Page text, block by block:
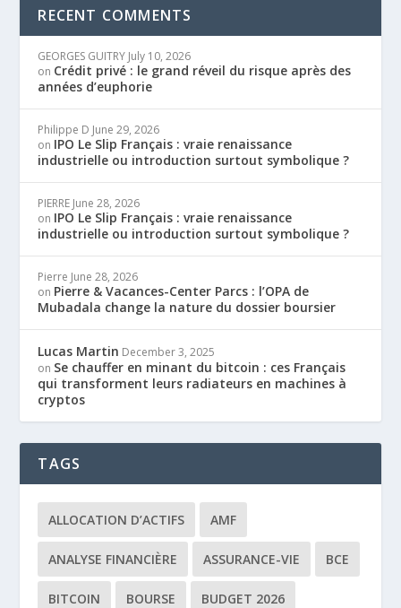
RECENT COMMENTS
GEORGES GUITRY July 10, 2026
on Crédit privé : le grand réveil du risque après des
années d’euphorie
Philippe D June 29, 2026
on IPO Le Slip Français : vraie renaissance
industrielle ou introduction surtout symbolique ?
PIERRE June 28, 2026
on IPO Le Slip Français : vraie renaissance
industrielle ou introduction surtout symbolique ?
Pierre June 28, 2026
on Pierre & Vacances-Center Parcs : l’OPA de
Mubadala change la nature du dossier boursier
Lucas Martin December 3, 2025
on Se chauffer en minant du bitcoin : ces Français
qui transforment leurs radiateurs en machines à
cryptos
TAGS
ALLOCATION D’ACTIFS AMF
ANALYSE FINANCIÈRE ASSURANCE-VIE BCE
BITCOIN BOURSE BUDGET 2026